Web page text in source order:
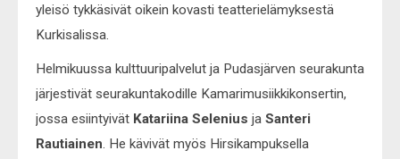
yleisö tykkäsivät oikein kovasti teatterielämyksestä
Kurkisalissa.
Helmikuussa kulttuuripalvelut ja Pudasjärven seurakunta
järjestivät seurakuntakodille Kamarimusiikkikonsertin,
jossa esiintyivät Katariina Selenius ja Santeri
Rautiainen . He kävivät myös Hirsikampuksella